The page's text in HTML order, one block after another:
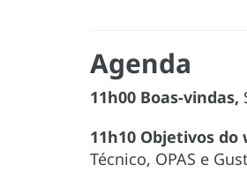
Agenda
11h00 Boas-vindas,
11h10 Objetivos
Técnico, OPAS e